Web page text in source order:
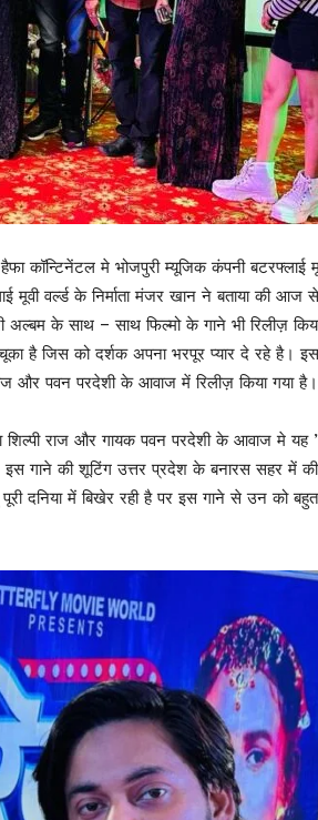
मे भोजपुरी म्यूजिक कंपनी बटरफ्लाई
मूवी वर्ल्ड के निर्माता मंजर खान ने बताया की आज
के साथ – साथ फिल्मो के गाने भी रिलीज़
है जिस को दर्शक अपना भरपूर प्यार दे रहे है।
और पवन परदेशी के आवाज में रिलीज़ किया गया है।
शिल्पी राज और गायक पवन परदेशी के आवाज मे यह
गाने की शूटिंग उत्तर प्रदेश के बनारस सहर में
दनिया में बिखेर रही है पर इस गाने से उन को